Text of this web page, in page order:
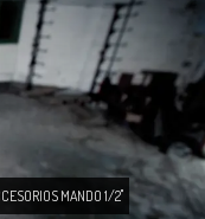
MANDO 1/2"